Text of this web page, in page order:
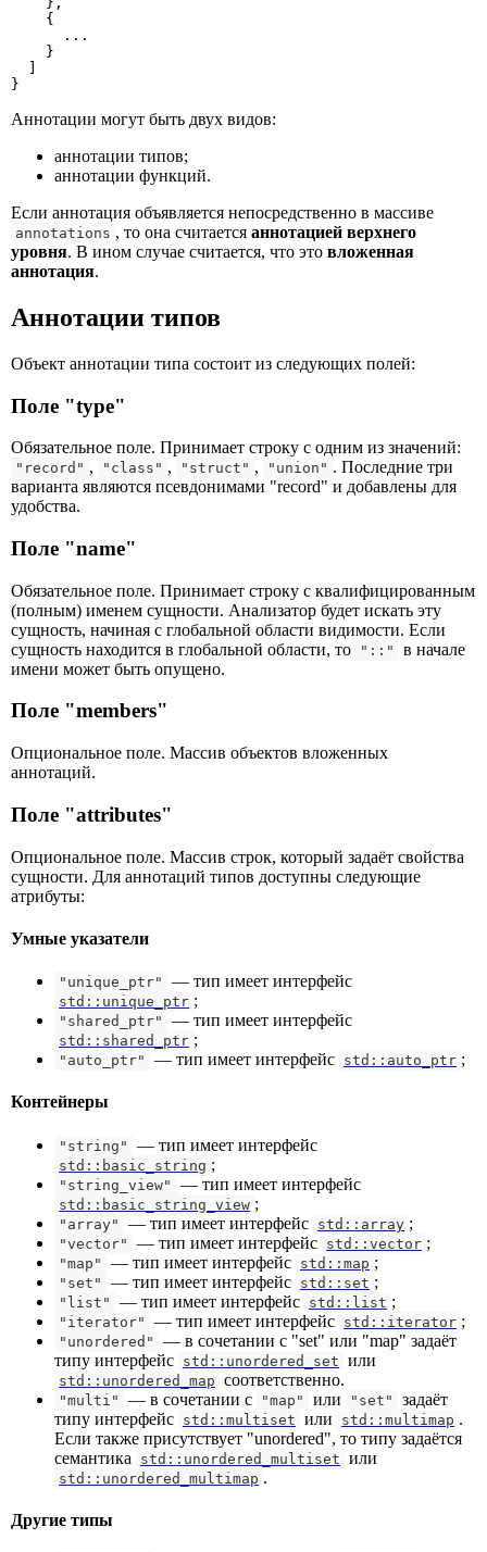
    {
      ...
    }
}
Аннотации могут быть двух видов:
аннотации типов;
аннотации функций.
Если аннотация объявляется непосредственно в массиве
annotations , то она считается аннотацией верхнего
уровня. В ином случае считается, что это вложенная
аннотация.
Аннотации типов
Объект аннотации типа состоит из следующих полей:
Поле "type"
Обязательное поле. Принимает строку с одним из значений:
"record" , "class" , "struct" , "union" . Последние три
варианта являются псевдонимами "record" и добавлены для
удобства.
Поле "name"
Обязательное поле. Принимает строку с квалифицированным
(полным) именем сущности. Анализатор будет искать эту
сущность, начиная с глобальной области видимости. Если
сущность находится в глобальной области, то
"::"
в начале
имени может быть опущено.
Поле "members"
Опциональное поле. Массив объектов вложенных
аннотаций.
Поле "attributes"
Опциональное поле. Массив строк, который задаёт свойства
сущности. Для аннотаций типов доступны следующие
атрибуты:
Умные указатели
"unique_ptr" — тип имеет интерфейс
std::unique_ptr ;
"shared_ptr" — тип имеет интерфейс
std::shared_ptr ;
"auto_ptr" — тип имеет интерфейс std::auto_ptr ;
Контейнеры
"string" — тип имеет интерфейс
std::basic_string ;
"string_view" — тип имеет интерфейс
std::basic_string_view ;
"array" — тип имеет интерфейс std::array ;
"vector" — тип имеет интерфейс std::vector ;
"map" — тип имеет интерфейс std::map ;
"set" — тип имеет интерфейс std::set ;
"list" — тип имеет интерфейс std::list ;
"iterator" — тип имеет интерфейс std::iterator ;
"unordered"
— в сочетании с "set" или "map" задаёт
типу интерфейс std::unordered_set или
std::unordered_map соответственно.
"multi" — в сочетании с "map" или "set"
задаёт
типу интерфейс std::multiset или std::multimap .
Если также присутствует "unordered", то типу задаётся
семантика
std::unordered_multiset или
std::unordered_multimap .
Другие типы